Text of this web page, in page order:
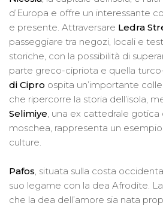
d’Europa e offre un interessante
e presente. Attraversare Ledra
passeggiare tra negozi, locali e
storiche, con la possibilità di
parte greco-cipriota e quella
di Cipro ospita un’importante
che ripercorre la storia dell’isola,
Selimiye , una ex cattedrale
moschea, rappresenta un
culture.
Pafos , situata sulla costa
suo legame con la dea Afrodite.
che la dea dell’amore sia nata